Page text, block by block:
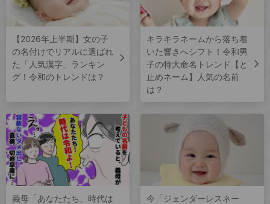
【2026年上半期】女の子
の名付けでリアルに選ばれ
た「人気漢字」ランキン
グ！令和のトレンドは？
キラキラネームから落ち着
いた響きへシフト！令和男
子の特大命名トレンド【と
止めネーム】人気の名前
は？
義母「あなたたち、時代は
今「ジェンダーレスネー